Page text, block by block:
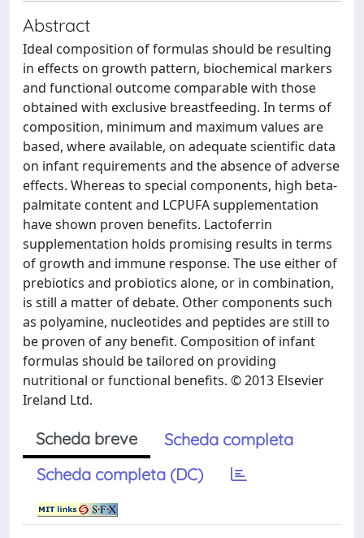
Abstract
Ideal composition of formulas should be resulting
in effects on growth pattern, biochemical markers
and functional outcome comparable with those
obtained with exclusive breastfeeding. In terms of
composition, minimum and maximum values are
based, where available, on adequate scientific data
on infant requirements and the absence of adverse
effects. Whereas to special components, high beta-
palmitate content and LCPUFA supplementation
have shown proven benefits. Lactoferrin
supplementation holds promising results in terms
of growth and immune response. The use either of
prebiotics and probiotics alone, or in combination,
is still a matter of debate. Other components such
as polyamine, nucleotides and peptides are still to
be proven of any benefit. Composition of infant
formulas should be tailored on providing
nutritional or functional benefits. © 2013 Elsevier
Ireland Ltd.
Scheda breve
Scheda completa
Scheda completa (DC)